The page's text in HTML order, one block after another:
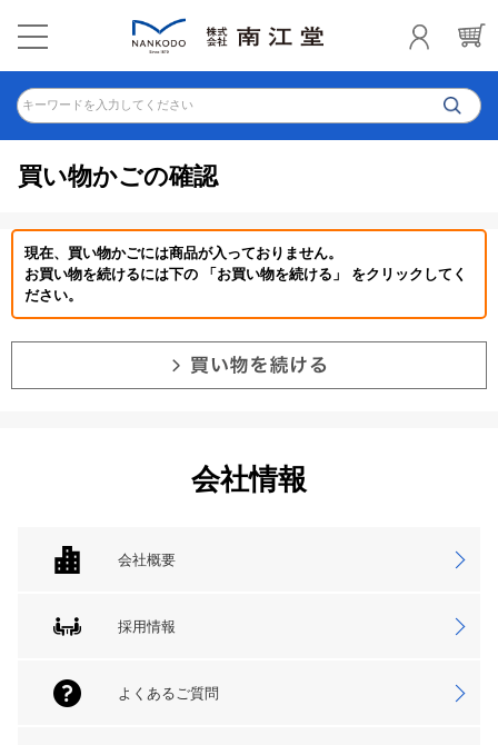
キーワードを入力してください
買い物かごの確認
現在、買い物かごには商品が入っておりません。
お買い物を続けるには下の 「お買い物を続ける」 をクリックしてく
ださい。
会社情報
会社概要
採用情報
よくあるご質問